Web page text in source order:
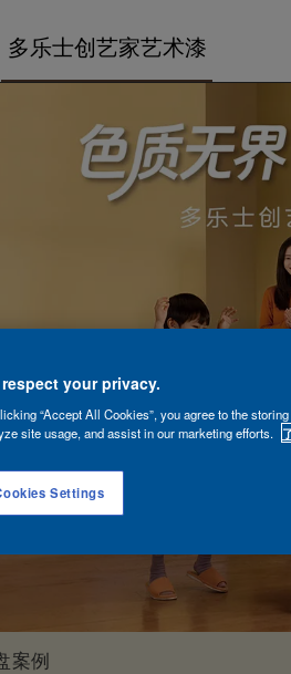
多乐士创艺家艺术漆
案例
respect your privacy.
“Accept All Cookies”, you agree to the
site usage, and assist in our marketing efforts.
Settings